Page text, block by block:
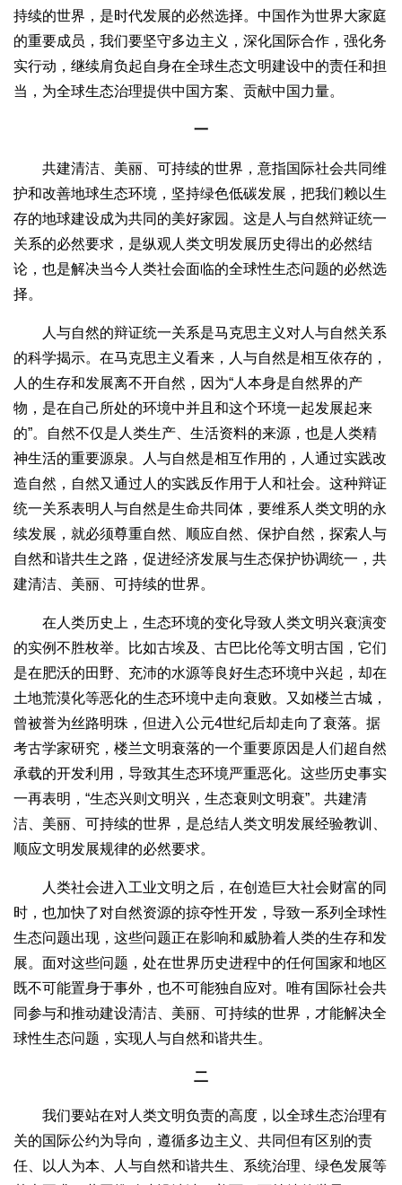
持续的世界，是时代发展的必然选择。中国作为世界大家庭
的重要成员，我们要坚守多边主义，深化国际合作，强化务
实行动，继续肩负起自身在全球生态文明建设中的责任和担
当，为全球生态治理提供中国方案、贡献中国力量。
一
共建清洁、美丽、可持续的世界，意指国际社会共同维
护和改善地球生态环境，坚持绿色低碳发展，把我们赖以生
存的地球建设成为共同的美好家园。这是人与自然辩证统一
关系的必然要求，是纵观人类文明发展历史得出的必然结
论，也是解决当今人类社会面临的全球性生态问题的必然选
择。
人与自然的辩证统一关系是马克思主义对人与自然关系
的科学揭示。在马克思主义看来，人与自然是相互依存的，
人的生存和发展离不开自然，因为“人本身是自然界的产
物，是在自己所处的环境中并且和这个环境一起发展起来
的”。自然不仅是人类生产、生活资料的来源，也是人类精
神生活的重要源泉。人与自然是相互作用的，人通过实践改
造自然，自然又通过人的实践反作用于人和社会。这种辩证
统一关系表明人与自然是生命共同体，要维系人类文明的永
续发展，就必须尊重自然、顺应自然、保护自然，探索人与
自然和谐共生之路，促进经济发展与生态保护协调统一，共
建清洁、美丽、可持续的世界。
在人类历史上，生态环境的变化导致人类文明兴衰演变
的实例不胜枚举。比如古埃及、古巴比伦等文明古国，它们
是在肥沃的田野、充沛的水源等良好生态环境中兴起，却在
土地荒漠化等恶化的生态环境中走向衰败。又如楼兰古城，
曾被誉为丝路明珠，但进入公元4世纪后却走向了衰落。据
考古学家研究，楼兰文明衰落的一个重要原因是人们超自然
承载的开发利用，导致其生态环境严重恶化。这些历史事实
一再表明，“生态兴则文明兴，生态衰则文明衰”。共建清
洁、美丽、可持续的世界，是总结人类文明发展经验教训、
顺应文明发展规律的必然要求。
人类社会进入工业文明之后，在创造巨大社会财富的同
时，也加快了对自然资源的掠夺性开发，导致一系列全球性
生态问题出现，这些问题正在影响和威胁着人类的生存和发
展。面对这些问题，处在世界历史进程中的任何国家和地区
既不可能置身于事外，也不可能独自应对。唯有国际社会共
同参与和推动建设清洁、美丽、可持续的世界，才能解决全
球性生态问题，实现人与自然和谐共生。
二
我们要站在对人类文明负责的高度，以全球生态治理有
关的国际公约为导向，遵循多边主义、共同但有区别的责
任、以人为本、人与自然和谐共生、系统治理、绿色发展等